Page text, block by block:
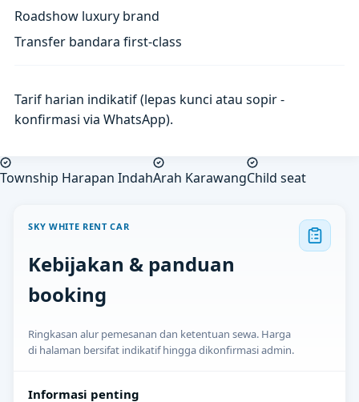
Roadshow luxury brand
Transfer bandara first-class
Tarif harian indikatif (lepas kunci atau sopir -
konfirmasi via WhatsApp).
Township Harapan IndahArah KarawangChild seat
SKY WHITE RENT CAR
Kebijakan & panduan
booking
Ringkasan alur pemesanan dan ketentuan sewa. Harga
di halaman bersifat indikatif hingga dikonfirmasi admin.
Informasi penting